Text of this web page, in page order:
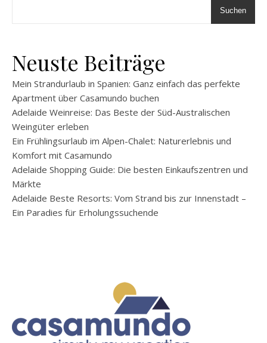
Suchen
Neuste Beiträge
Mein Strandurlaub in Spanien: Ganz einfach das perfekte
Apartment über Casamundo buchen
Adelaide Weinreise: Das Beste der Süd-Australischen
Weingüter erleben
Ein Frühlingsurlaub im Alpen-Chalet: Naturerlebnis und
Komfort mit Casamundo
Adelaide Shopping Guide: Die besten Einkaufszentren und
Märkte
Adelaide Beste Resorts: Vom Strand bis zur Innenstadt –
Ein Paradies für Erholungssuchende